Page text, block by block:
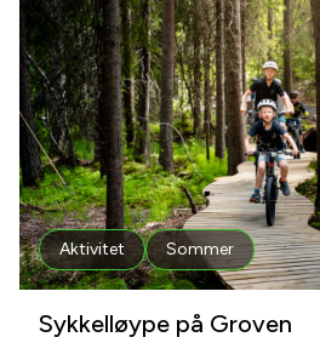
Aktivitet Sommer
Sykkelløype på Groven